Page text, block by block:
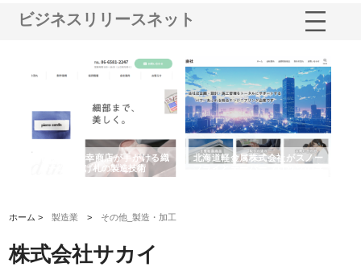
ビジネスリリースネット
有限会社松幸商店が手がける織
ネームと下げ札の製造技術
北海道軽金属株式会社がスノー
ホーム >製造業 > その他_製造・加工
株式会社サカイ